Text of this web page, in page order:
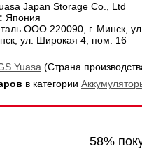
Japan Storage Co., Ltd
Япония
ООО 220090, г. Минск,
ул. Широкая 4, пом. 16
Yuasa (Страна
в категории
58%